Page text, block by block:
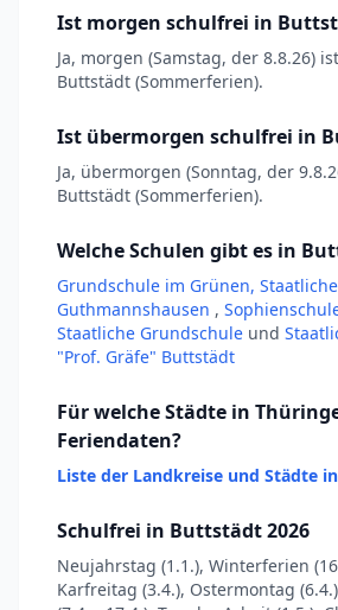
Ist morgen schulfrei in
Ja, morgen (Samstag, der 8.8.26)
Buttstädt (Sommerferien).
Ist übermorgen schulfrei in
Ja, übermorgen (Sonntag, der
Buttstädt (Sommerferien).
Welche Schulen gibt es in
Grundschule im Grünen,
Guthmannshausen ,
Staatliche Grundschule und
"Prof. Gräfe" Buttstädt
Für welche Städte in
Feriendaten?
Liste der Landkreise und Städte
Schulfrei in Buttstädt 2026
Neujahrstag (1.1.), Winterferien
Karfreitag (3.4.), Ostermontag